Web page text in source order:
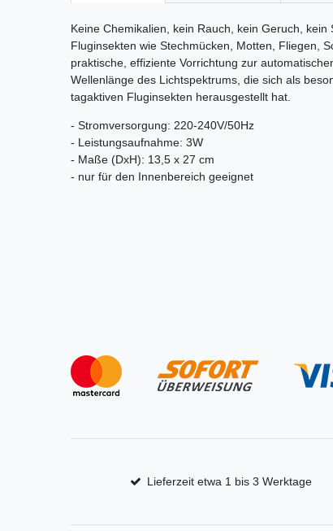
Keine Chemikalien, kein Rauch, kein Geruch,
Fluginsekten wie Stechmücken, Motten, Fliegen,
praktische, effiziente Vorrichtung zur
Wellenlänge des Lichtspektrums, die sich als
tagaktiven Fluginsekten herausgestellt hat.
- Stromversorgung: 220-240V/50Hz
- Leistungsaufnahme: 3W
- Maße (DxH): 13,5 x 27 cm
- nur für den Innenbereich geeignet
Lieferzeit etwa 1 bis 3 Werktage